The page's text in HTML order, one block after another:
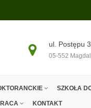
ul. Postępu
05-552
SZKOŁA
KONTAKT